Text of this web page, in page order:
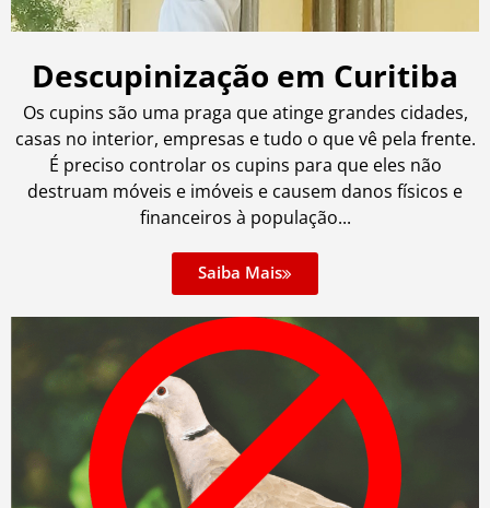
Descupinização em Curitiba
Os cupins são uma praga que atinge grandes cidades,
casas no interior, empresas e tudo o que vê pela frente.
É preciso controlar os cupins para que eles não
destruam móveis e imóveis e causem danos físicos e
financeiros à população...
Saiba Mais